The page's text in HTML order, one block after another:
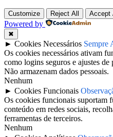
Customize Reject All Accept
Powered by
✖
► Cookies Necessários Sempre
Os cookies necessários ativam
como logins seguros e ajustes
Não armazenam dados pessoais.
Nenhum
► Cookies Funcionais
Os cookies funcionais suportam
conteúdo em redes sociais,
ferramentas de terceiros.
Nenhum